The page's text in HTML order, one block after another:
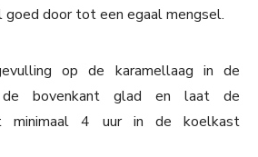
door tot een egaal mengsel.
op de karamellaag in de
de bovenkant glad en laat de
minimaal 4 uur in de koelkast